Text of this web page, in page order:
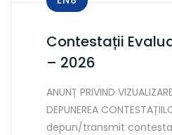
Contestații
– 2026
ANUNȚ PRIVIND
DEPUNEREA
depun/transmit